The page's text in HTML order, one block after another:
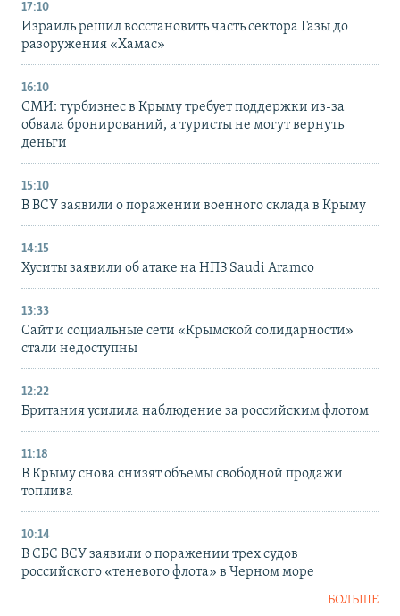
17:10
Израиль решил восстановить часть сектора Газы до
разоружения «Хамас»
16:10
СМИ: турбизнес в Крыму требует поддержки из-за
обвала бронирований, а туристы не могут вернуть
деньги
15:10
В ВСУ заявили о поражении военного склада в Крыму
14:15
Хуситы заявили об атаке на НПЗ Saudi Aramco
13:33
Сайт и социальные сети «Крымской солидарности»
стали недоступны
12:22
Британия усилила наблюдение за российским флотом
11:18
В Крыму снова снизят объемы свободной продажи
топлива
10:14
В СБС ВСУ заявили о поражении трех судов
российского «теневого флота» в Черном море
БОЛЬШЕ